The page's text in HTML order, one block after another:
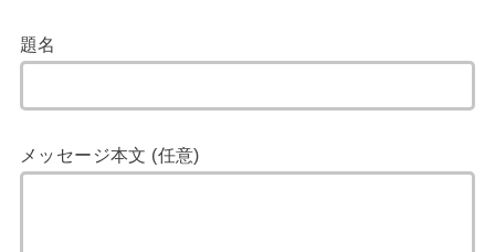
題名
メッセージ本文 (任意)